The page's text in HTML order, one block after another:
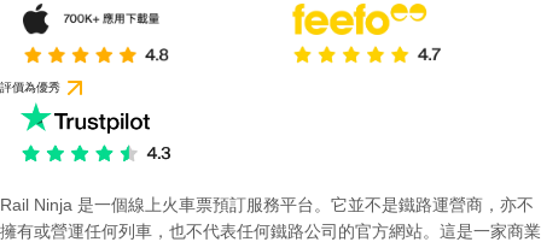
評價為優秀
Rail Ninja 是一個線上火車票預訂服務平台。它並不是鐵路運營商，亦不
擁有或營運任何列車，也不代表任何鐵路公司的官方網站。這是一家商業